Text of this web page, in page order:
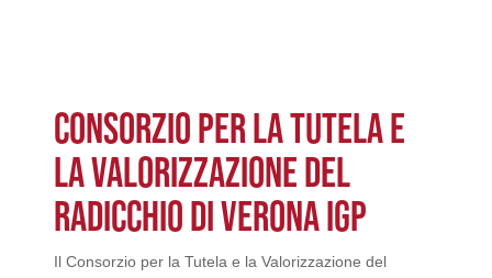
CONSORZIO PER LA TUTELA E
LA VALORIZZAZIONE DEL
RADICCHIO DI VERONA IGP
Il Consorzio per la Tutela e la Valorizzazione del